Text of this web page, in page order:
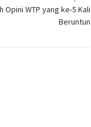
Opini WTP yang ke-5 Kali
Beruntun